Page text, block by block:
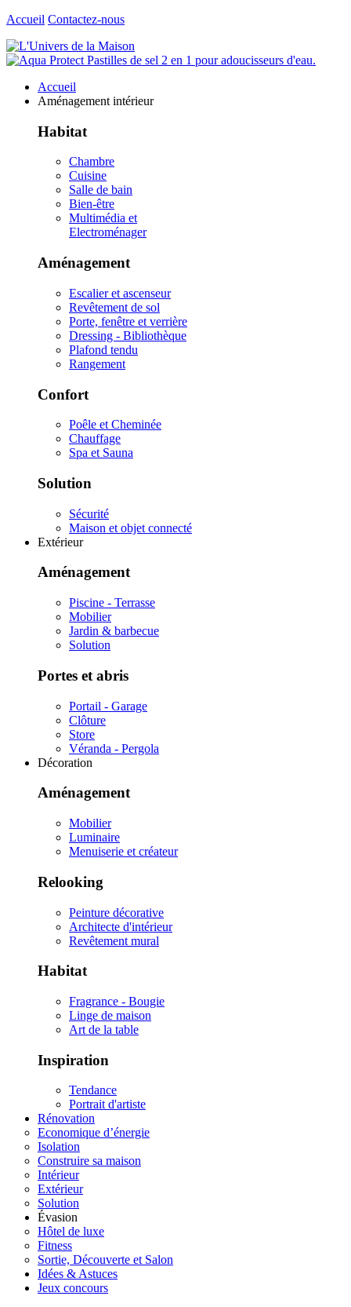
Accueil Contactez-nous
Accueil
Aménagement intérieur
Habitat
Chambre
Cuisine
Salle de bain
Bien-être
Multimédia et
Electroménager
Aménagement
Escalier et ascenseur
Revêtement de sol
Porte, fenêtre et verrière
Dressing - Bibliothèque
Plafond tendu
Rangement
Confort
Poêle et Cheminée
Chauffage
Spa et Sauna
Solution
Sécurité
Maison et objet connecté
Extérieur
Aménagement
Piscine - Terrasse
Mobilier
Jardin & barbecue
Solution
Portes et abris
Portail - Garage
Clôture
Store
Véranda - Pergola
Décoration
Aménagement
Mobilier
Luminaire
Menuiserie et créateur
Relooking
Peinture décorative
Architecte d'intérieur
Revêtement mural
Habitat
Fragrance - Bougie
Linge de maison
Art de la table
Inspiration
Tendance
Portrait d'artiste
Rénovation
Economique d’énergie
Isolation
Construire sa maison
Intérieur
Extérieur
Solution
Évasion
Hôtel de luxe
Fitness
Sortie, Découverte et Salon
Idées & Astuces
Jeux concours